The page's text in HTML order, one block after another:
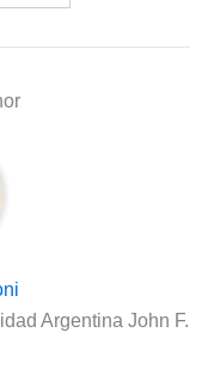
Argentina John F.